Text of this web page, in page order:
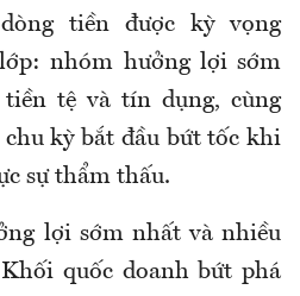
tiền được kỳ vọng
nhóm hưởng lợi sớm
tệ và tín dụng, cùng
kỳ bắt đầu bứt tốc khi
sự thẩm thấu.
lợi sớm nhất và nhiều
quốc doanh bứt phá